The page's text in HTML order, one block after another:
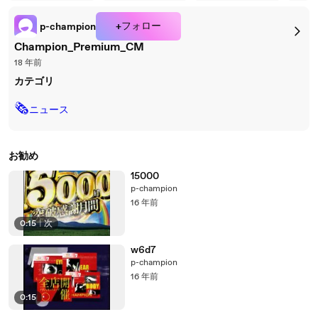
p-champion +フォロー
Champion_Premium_CM
18 年前
カテゴリ
🗞ニュース
お勧め
0:15 | 次
15000
p-champion
16 年前
0:15
w6d7
p-champion
16 年前